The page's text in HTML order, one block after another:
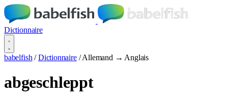
Dictionnaire
babelfish / Dictionnaire / Allemand → Anglais
abgeschleppt